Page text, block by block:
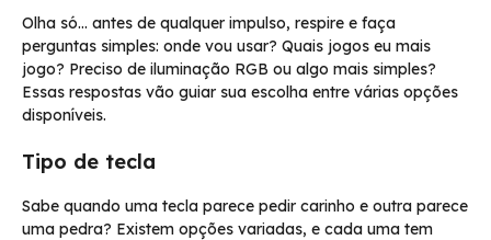
Olha só… antes de qualquer impulso, respire e faça
perguntas simples: onde vou usar? Quais jogos eu mais
jogo? Preciso de iluminação RGB ou algo mais simples?
Essas respostas vão guiar sua escolha entre várias opções
disponíveis.
Tipo de tecla
Sabe quando uma tecla parece pedir carinho e outra parece
uma pedra? Existem opções variadas, e cada uma tem